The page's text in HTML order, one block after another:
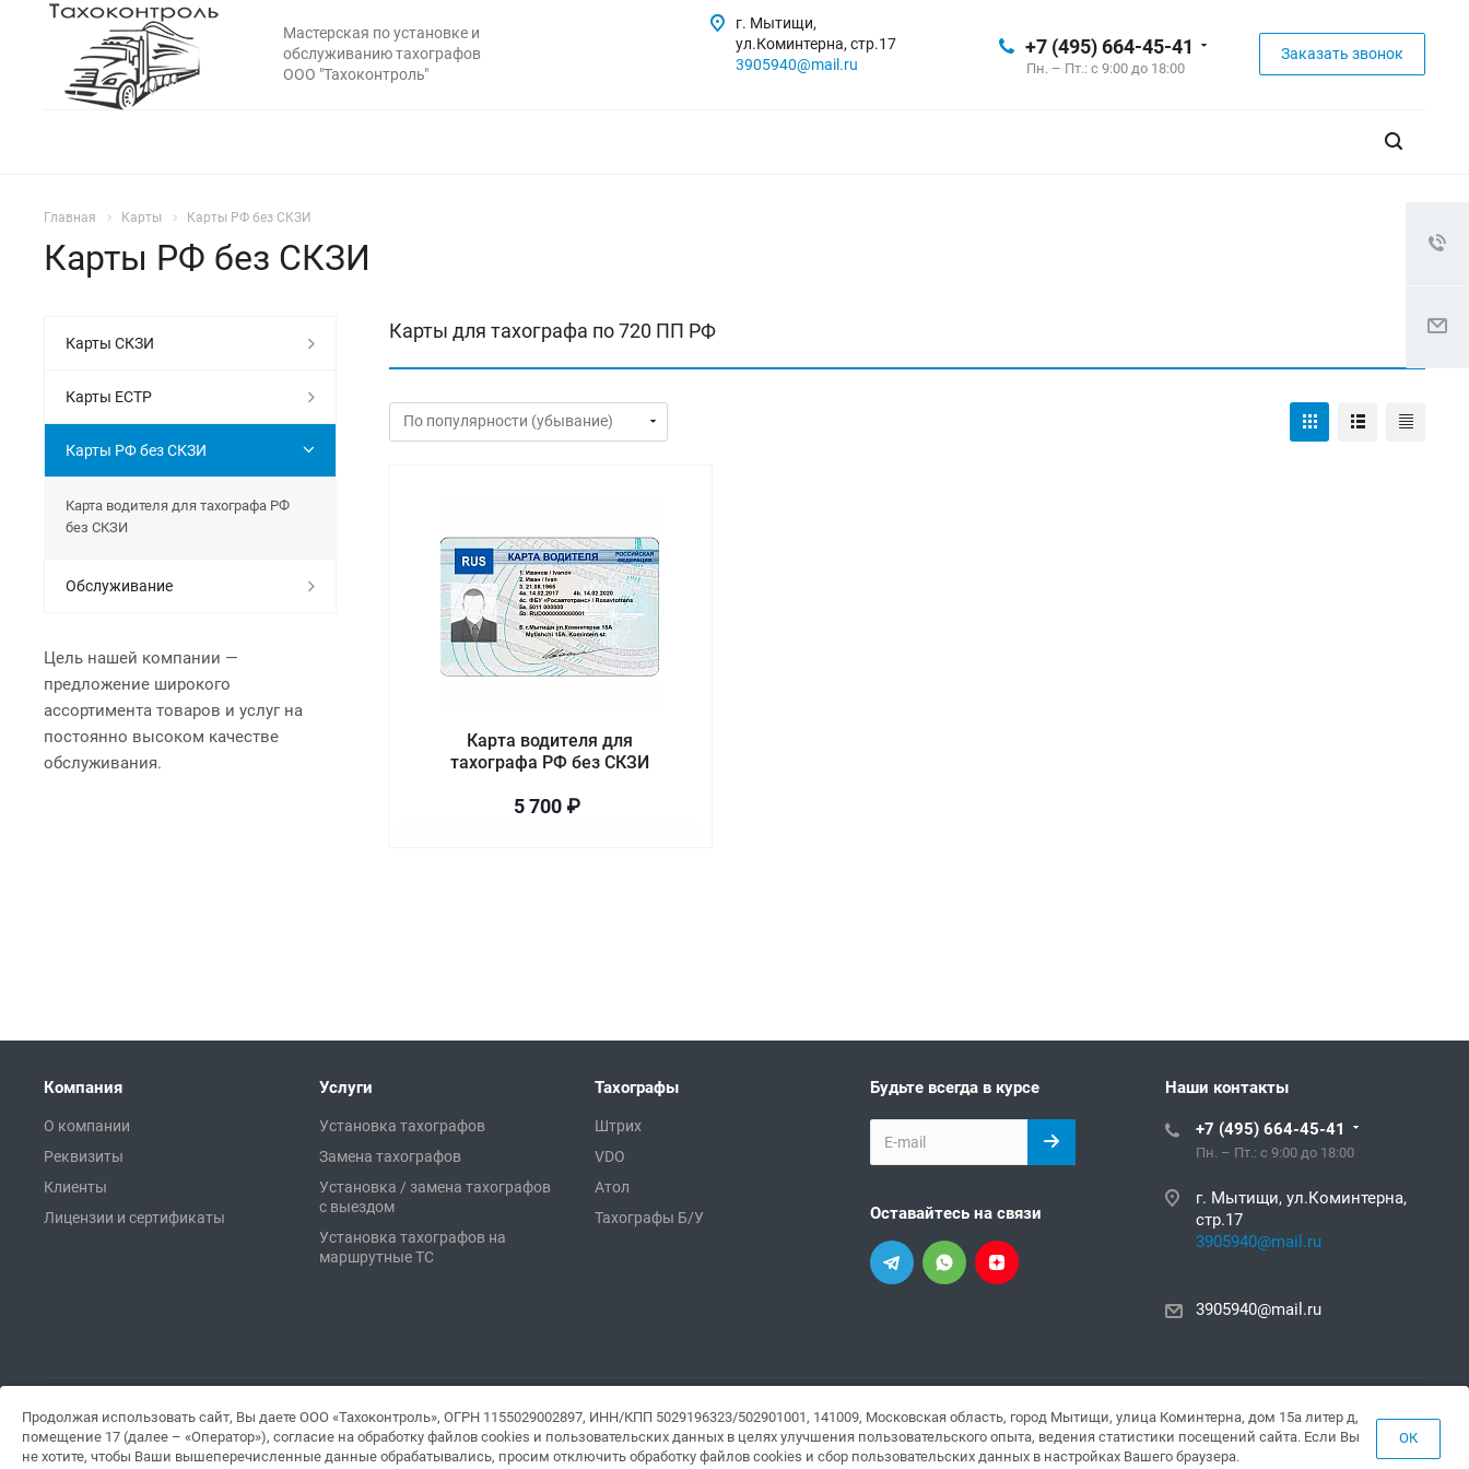
Мастерская по установке и
обслуживанию тахографов
ООО "Тахоконтроль"
+7 (495) 664-45-41
Пн. – Пт.: с 9:00 до 18:00
Заказать звонок
г. Мытищи,
ул.Коминтерна, стр.17
3905940@mail.ru
Главная Карты Карты РФ без СКЗИ
Карты РФ без СКЗИ
Карты для тахографа по 720 ПП РФ
Карта водителя для
тахографа РФ без СКЗИ
5 700 ₽
Карты СКЗИ
Карты ЕСТР
Карты РФ без СКЗИ
Карта водителя для тахографа РФ
без СКЗИ
Обслуживание
Цель нашей компании —
предложение широкого
ассортимента товаров и услуг на
постоянно высоком качестве
обслуживания.
Компания
О компании
Реквизиты
Клиенты
Лицензии и сертификаты
Услуги
Установка тахографов
Замена тахографов
Установка / замена тахографов
с выездом
Установка тахографов на
маршрутные ТС
Тахографы
Штрих
VDO
Атол
Тахографы Б/У
Будьте всегда в курсе
Оставайтесь на связи
Наши контакты
+7 (495) 664-45-41
Пн. – Пт.: с 9:00 до 18:00
г. Мытищи, ул.Коминтерна,
стр.17
3905940@mail.ru
3905940@mail.ru
Политика обработки персональных данных,согласие на обработку персональных данных ,пользовательское соглашение .
© 2026 ООО "Тахоконтроль" Тахографы. Аккредитованная мастерская. Все права защищены. Информация размещенная на сайте не является публичной офертой. e-mail: 3905940@mail.ru +7(495) 664-45-41
Продолжая использовать сайт, Вы даете ООО «Тахоконтроль», ОГРН 1155029002897, ИНН/КПП 5029196323/502901001, 141009, Московская область, город Мытищи, улица Коминтерна, дом 15а литер д,
помещение 17 (далее – «Оператор»), согласие на обработку файлов cookies и пользовательских данных в целях улучшения пользовательского опыта, ведения статистики посещений сайта. Если Вы
не хотите, чтобы Ваши вышеперечисленные данные обрабатывались, просим отключить обработку файлов cookies и сбор пользовательских данных в настройках Вашего браузера.
ОК